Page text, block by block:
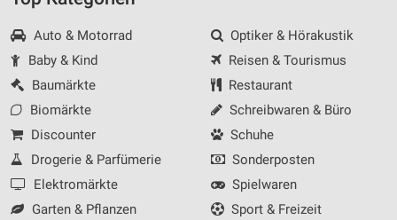
Auto & Motorrad
Baby & Kind
Baumärkte
Biomärkte
Discounter
Drogerie & Parfümerie
Elektromärkte
Garten & Pflanzen
Optiker & Hörakustik
Reisen & Tourismus
Restaurant
Schreibwaren & Büro
Schuhe
Sonderposten
Spielwaren
Sport & Freizeit